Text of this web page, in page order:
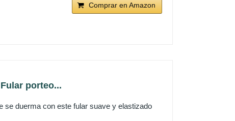
Comprar en Amazon
porteo...
se duerma con este fular suave y elastizado